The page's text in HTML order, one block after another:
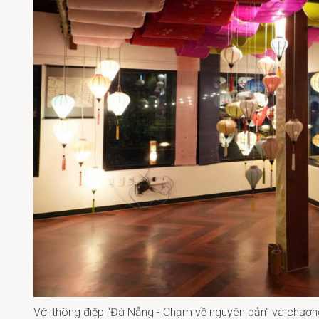
Với thông điệp “Đà Nẵng - Chạm về nguyên bản” và